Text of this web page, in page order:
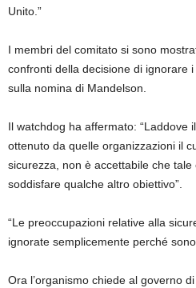
Unito.”
I membri del comitato si sono
confronti della decisione di ignorare i
sulla nomina di Mandelson.
Il watchdog ha affermato: “Laddove
ottenuto da quelle organizzazioni il
sicurezza, non è accettabile che
soddisfare qualche altro obiettivo”.
“Le preoccupazioni relative alla
ignorate semplicemente perché
Ora l’organismo chiede al governo